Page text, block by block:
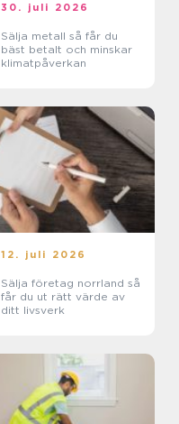
30. juli 2026
Sälja metall så får du
bäst betalt och minskar
klimatpåverkan
12. juli 2026
Sälja företag norrland så
får du ut rätt värde av
ditt livsverk